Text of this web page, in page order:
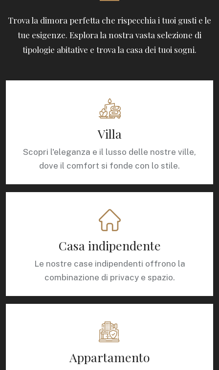
Trova la dimora perfetta che rispecchia i tuoi gusti e le
tue esigenze. Esplora la nostra vasta selezione di
tipologie abitative e trova la casa dei tuoi sogni.
Villa
Scopri l'eleganza e il lusso delle nostre ville,
dove il comfort si fonde con lo stile.
Casa indipendente
Le nostre case indipendenti offrono la
combinazione di privacy e spazio.
Appartamento